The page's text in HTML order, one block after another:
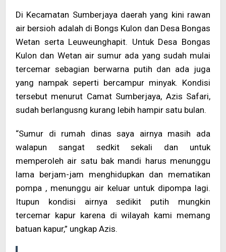
Di Kecamatan Sumberjaya daerah yang kini rawan
air bersioh adalah di Bongs Kulon dan Desa Bongas
Wetan serta Leuweunghapit. Untuk Desa Bongas
Kulon dan Wetan air sumur ada yang sudah mulai
tercemar sebagian berwarna putih dan ada juga
yang nampak seperti bercampur minyak. Kondisi
tersebut menurut Camat Sumberjaya, Azis Safari,
sudah berlangusng kurang lebih hampir satu bulan.
“Sumur di rumah dinas saya airnya masih ada
walapun sangat sedkit sekali dan untuk
memperoleh air satu bak mandi harus menunggu
lama berjam-jam menghidupkan dan mematikan
pompa , menunggu air keluar untuk dipompa lagi.
Itupun kondisi airnya sedikit putih mungkin
tercemar kapur karena di wilayah kami memang
batuan kapur,” ungkap Azis.